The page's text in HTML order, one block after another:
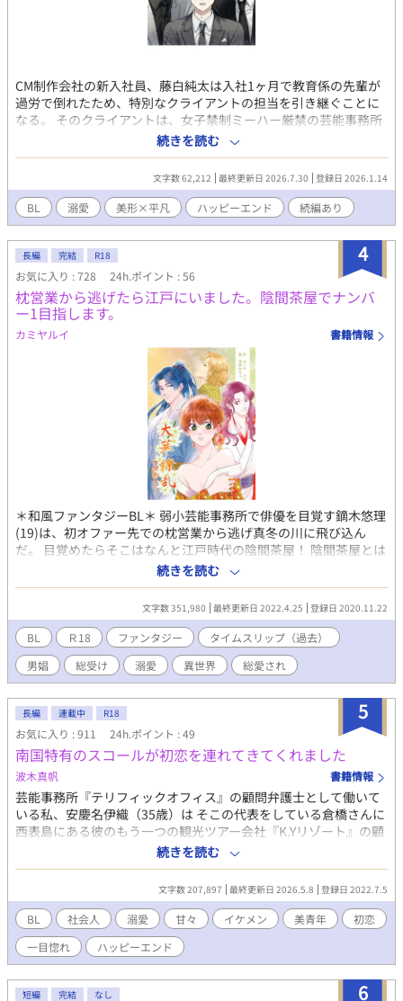
CM制作会社の新入社員、藤白純太は入社1ヶ月で教育係の先輩が
過労で倒れたため、特別なクライアントの担当を引き継ぐことに
なる。 そのクライアントは、女子禁制ミーハー厳禁の芸能事務所
だった。 主人公の無知で純なところに、翻弄されたり、骨抜きに
されるイケメン社長と、何も知らない純太がドキドキするお話で
す。 第二章完結しました！ R18パート、ifストーリーのお知らせ
など近況ボードに書いてます〜 ※今回の表紙はAI生成です ※小説
家になろう、pixvにも公開してます
続きを読む
文字数 62,212 最終更新日 2026.7.30 登録日 2026.1.14
BL 溺愛 美形×平凡 ハッピーエンド 続編あり
4
長編 完結 R18
お気に入り : 728 24h.ポイント : 56
枕営業から逃げたら江戸にいました。陰間茶屋でナンバ
ー1目指します。
カミヤルイ 書籍情報
＊和風ファンタジーBL＊ 弱小芸能事務所で俳優を目覚す鏑木悠理
(19)は、初オファー先での枕営業から逃げ真冬の川に飛び込ん
だ。 目覚めたらそこはなんと江戸時代の陰間茶屋！ 陰間茶屋とは
歌舞伎座の女形を目指しながら体を売る芸子達の美少年版遊郭
（男娼サロン）だと言う。 悠理は過去と向き合いながら「百合」
として陰間茶屋でNo.1を目指す事を決意し、多くの人達との出会
いと別れ、恋を経験して成長して行く。 本タイトル 大華繚乱─
陰間茶屋記─ 表紙は琴吹かなこ様
https://www.pixiv.net/users/60870820 ＊江戸時代の陰間茶屋に
ついて下調べはしていますが、作品を円滑に進めるに当たり史実
と異なる部分は多数あり、場所や年号も空想の物となっていま
す。 異世界ファンタジー物としてお楽しみ下さいますようお願い
致します。 史実をアドバイス下さるのは大歓迎です。出来る範囲
で後直し致します。
続きを読む
文字数 351,980 最終更新日 2022.4.25 登録日 2020.11.22
BL Ｒ18 ファンタジー
タイムスリップ（過去）
男娼
総受け 溺愛 異世界 総愛され
5
長編 連載中 R18
お気に入り : 911 24h.ポイント : 49
南国特有のスコールが初恋を連れてきてくれました
波木真帆 書籍情報
芸能事務所『テリフィックオフィス』の顧問弁護士として働いて
いる私、安慶名伊織（35歳）は そこの代表をしている倉橋さんに
西表島にある彼のもう一つの観光ツアー会社『K.Yリゾート』の顧
問弁護士を依頼された。 久しぶりに沖縄との縁を感じた私はとり
あえず一度会社に行かせてくださいと頼み、約20年ぶりに沖縄の
地に足を踏み入れる。 西表に行く前に石垣島を観光しながら、倉
橋さんに勧められた宿で憩いのひとときを過ごしていると、ある
一本の電話があって……。 こちらは右手がくれた奇跡シリーズに
出てくる安慶名伊織が主人公のお話です。 これだけでも楽しめる
と思いますが、他のお話につながっていますので未読の方はぜひ
そちらも読んでいただけると嬉しいです♡ 弁護士が主人公ですが
裁判等のお話は一切ありません。 溺愛甘々ハッピーエンド小説で
続きを読む
文字数 207,897 最終更新日 2026.5.8 登録日 2022.7.5
BL 社会人 溺愛 甘々 イケメン 美青年
初恋
一目惚れ
ハッピーエンド
6
短編 完結 なし